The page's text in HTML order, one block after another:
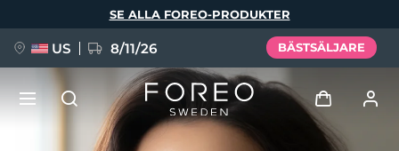
SE ALLA FOREO-PRODUKTER
US 8/11/26 BÄSTSÄLJARE